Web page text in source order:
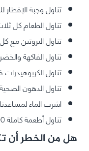
تناول وجبة
تناول الطعام كل
تناول البروتين مع
تناول الفاكهة
تناول
تناول الدهون
اشرب الماء
تناول أطعمة كاملة 90٪ من الوقت.
هل من الخطر أن